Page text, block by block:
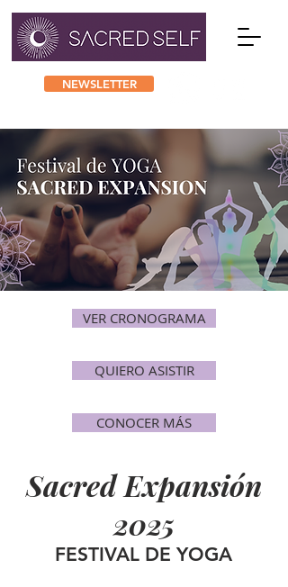
NEWSLETTER
VER CRONOGRAMA
QUIERO ASISTIR
CONOCER MÁS
Sacred Expansión
2025
FESTIVAL DE YOGA